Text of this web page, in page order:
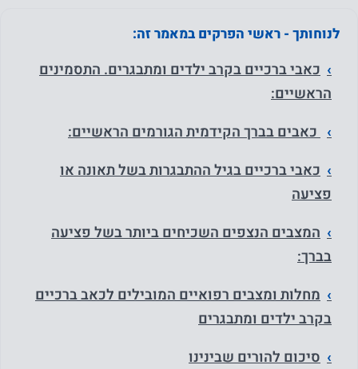
לנוחותך - ראשי הפרקים במאמר זה:
כאבי ברכיים בקרב ילדים ומתבגרים. התסמינים
הראשיים:
כאבים בברך הקידמית הגורמים הראשיים:
כאבי ברכיים בגיל ההתבגרות בשל תאונה או
פציעה
המצבים הנצפים השכיחים ביותר בשל פציעה
בברך:
מחלות ומצבים רפואיים המובילים לכאב ברכיים
בקרב ילדים ומתבגרים
סיכום להורים שבינינו